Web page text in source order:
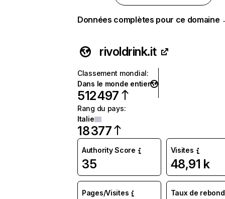
Données complètes pour ce domaine
rivoldrink.it
Classement mondial:
Dans le monde entier
512 497
Rang du pays:
Italie
18 377
Authority Score
35
Visites
48,91 k
Pages/Visites Taux de rebond